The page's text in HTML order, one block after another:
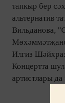
тапкыр бер
альтернатив
Вильданова,
Илгиз
Концертта
артистлары